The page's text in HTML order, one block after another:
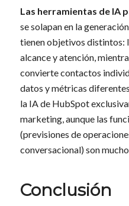
Las herramientas de IA
se solapan en la
tienen objetivos distintos:
alcance y atención,
convierte contactos
datos y métricas
la IA de HubSpot
marketing, aunque las
(previsiones de
conversacional) son
Conclusión